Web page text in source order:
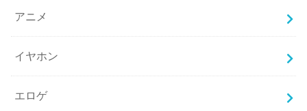
アニメ
イヤホン
エロゲ